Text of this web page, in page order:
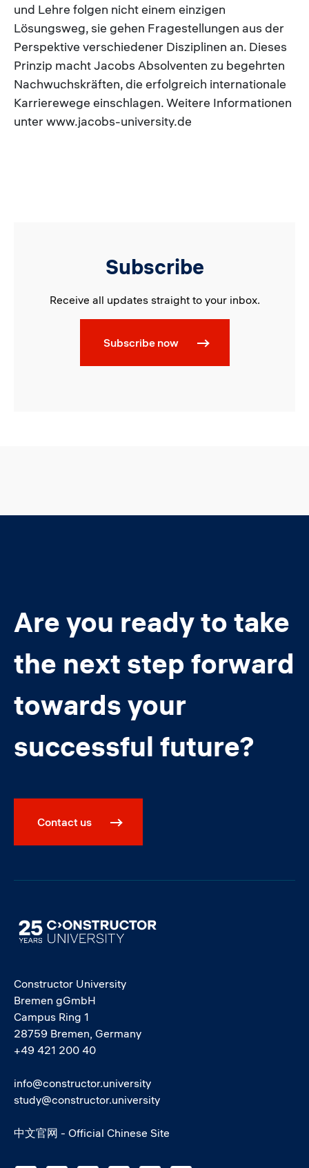
und Lehre folgen nicht einem einzigen
Lösungsweg, sie gehen Fragestellungen aus der
Perspektive verschiedener Disziplinen an. Dieses
Prinzip macht Jacobs Absolventen zu begehrten
Nachwuchskräften, die erfolgreich internationale
Karrierewege einschlagen. Weitere Informationen
unter www.jacobs-university.de
Subscribe
Receive all updates straight to your inbox.
Subscribe now
Are you ready to take
the next step forward
towards your
successful future?
Contact us
Image
Constructor University
Bremen gGmbH
Campus Ring 1
28759 Bremen, Germany
+49 421 200 40
info@constructor.university
study@constructor.university
中文官网 - Official Chinese Site